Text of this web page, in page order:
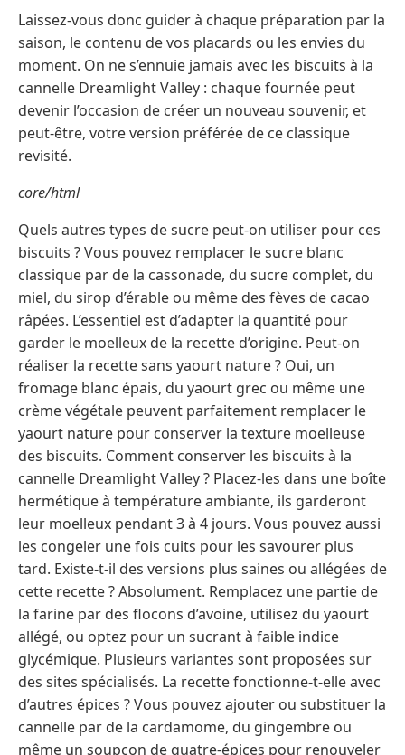
Laissez-vous donc guider à chaque préparation par la
saison, le contenu de vos placards ou les envies du
moment. On ne s’ennuie jamais avec les biscuits à la
cannelle Dreamlight Valley : chaque fournée peut
devenir l’occasion de créer un nouveau souvenir, et
peut-être, votre version préférée de ce classique
revisité.
core/html
Quels autres types de sucre peut-on utiliser pour ces
biscuits ? Vous pouvez remplacer le sucre blanc
classique par de la cassonade, du sucre complet, du
miel, du sirop d’érable ou même des fèves de cacao
râpées. L’essentiel est d’adapter la quantité pour
garder le moelleux de la recette d’origine. Peut-on
réaliser la recette sans yaourt nature ? Oui, un
fromage blanc épais, du yaourt grec ou même une
crème végétale peuvent parfaitement remplacer le
yaourt nature pour conserver la texture moelleuse
des biscuits. Comment conserver les biscuits à la
cannelle Dreamlight Valley ? Placez-les dans une boîte
hermétique à température ambiante, ils garderont
leur moelleux pendant 3 à 4 jours. Vous pouvez aussi
les congeler une fois cuits pour les savourer plus
tard. Existe-t-il des versions plus saines ou allégées de
cette recette ? Absolument. Remplacez une partie de
la farine par des flocons d’avoine, utilisez du yaourt
allégé, ou optez pour un sucrant à faible indice
glycémique. Plusieurs variantes sont proposées sur
des sites spécialisés. La recette fonctionne-t-elle avec
d’autres épices ? Vous pouvez ajouter ou substituer la
cannelle par de la cardamome, du gingembre ou
même un soupçon de quatre-épices pour renouveler